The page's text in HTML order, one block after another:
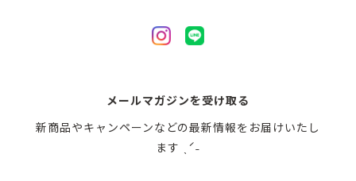
メールマガジンを受け取る
新商品やキャンペーンなどの最新情報をお届けいたし
ます ˎˊ˗